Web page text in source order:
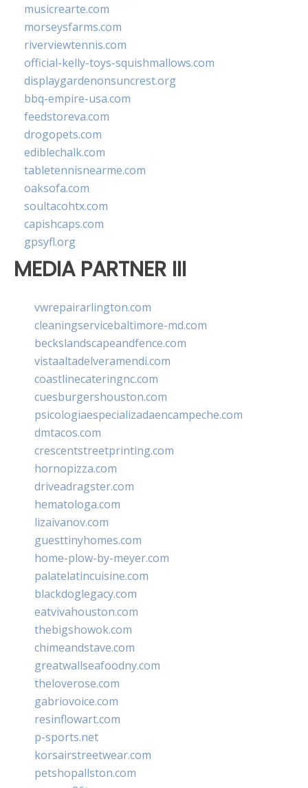
musicrearte.com
morseysfarms.com
riverviewtennis.com
official-kelly-toys-squishmallows.com
displaygardenonsuncrest.org
bbq-empire-usa.com
feedstoreva.com
drogopets.com
ediblechalk.com
tabletennisnearme.com
oaksofa.com
soultacohtx.com
capishcaps.com
gpsyfl.org
MEDIA PARTNER III
vwrepairarlington.com
cleaningservicebaltimore-md.com
beckslandscapeandfence.com
vistaaltadelveramendi.com
coastlinecateringnc.com
cuesburgershouston.com
psicologiaespecializadaencampeche.com
dmtacos.com
crescentstreetprinting.com
hornopizza.com
driveadragster.com
hematologa.com
lizaivanov.com
guesttinyhomes.com
home-plow-by-meyer.com
palatelatincuisine.com
blackdoglegacy.com
eatvivahouston.com
thebigshowok.com
chimeandstave.com
greatwallseafoodny.com
theloverose.com
gabriovoice.com
resinflowart.com
p-sports.net
korsairstreetwear.com
petshopallston.com